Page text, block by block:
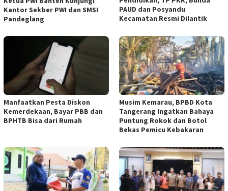
Kantor Sekber PWI dan SMSI
Pandeglang
PAUD dan Posyandu
Kecamatan Resmi Dilantik
Manfaatkan Pesta Diskon
Kemerdekaan, Bayar PBB dan
BPHTB Bisa dari Rumah
Musim Kemarau, BPBD Kota
Tangerang Ingatkan Bahaya
Puntung Rokok dan Botol
Bekas Pemicu Kebakaran